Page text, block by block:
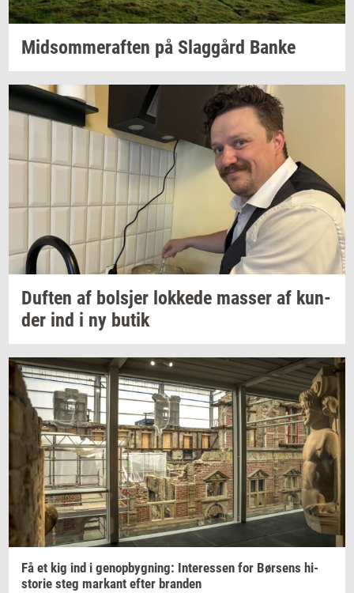
Mid­som­mer­af­ten på Slag­gård Banke
Duf­ten af bol­sjer lok­ke­de mas­ser af kun­
der ind i ny butik
Få et kig ind i genop­byg­ning: In­ter­es­sen for Bør­sens hi­
sto­rie steg mar­kant efter bran­den